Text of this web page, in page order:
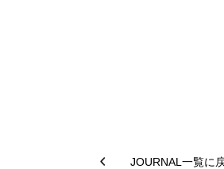
JOURNAL一覧に